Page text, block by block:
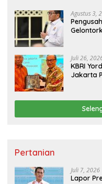
Agustus 3,
Juli 26,
KBRI
Jakarta
Pertanian
Juli 7, 2026
Lapor